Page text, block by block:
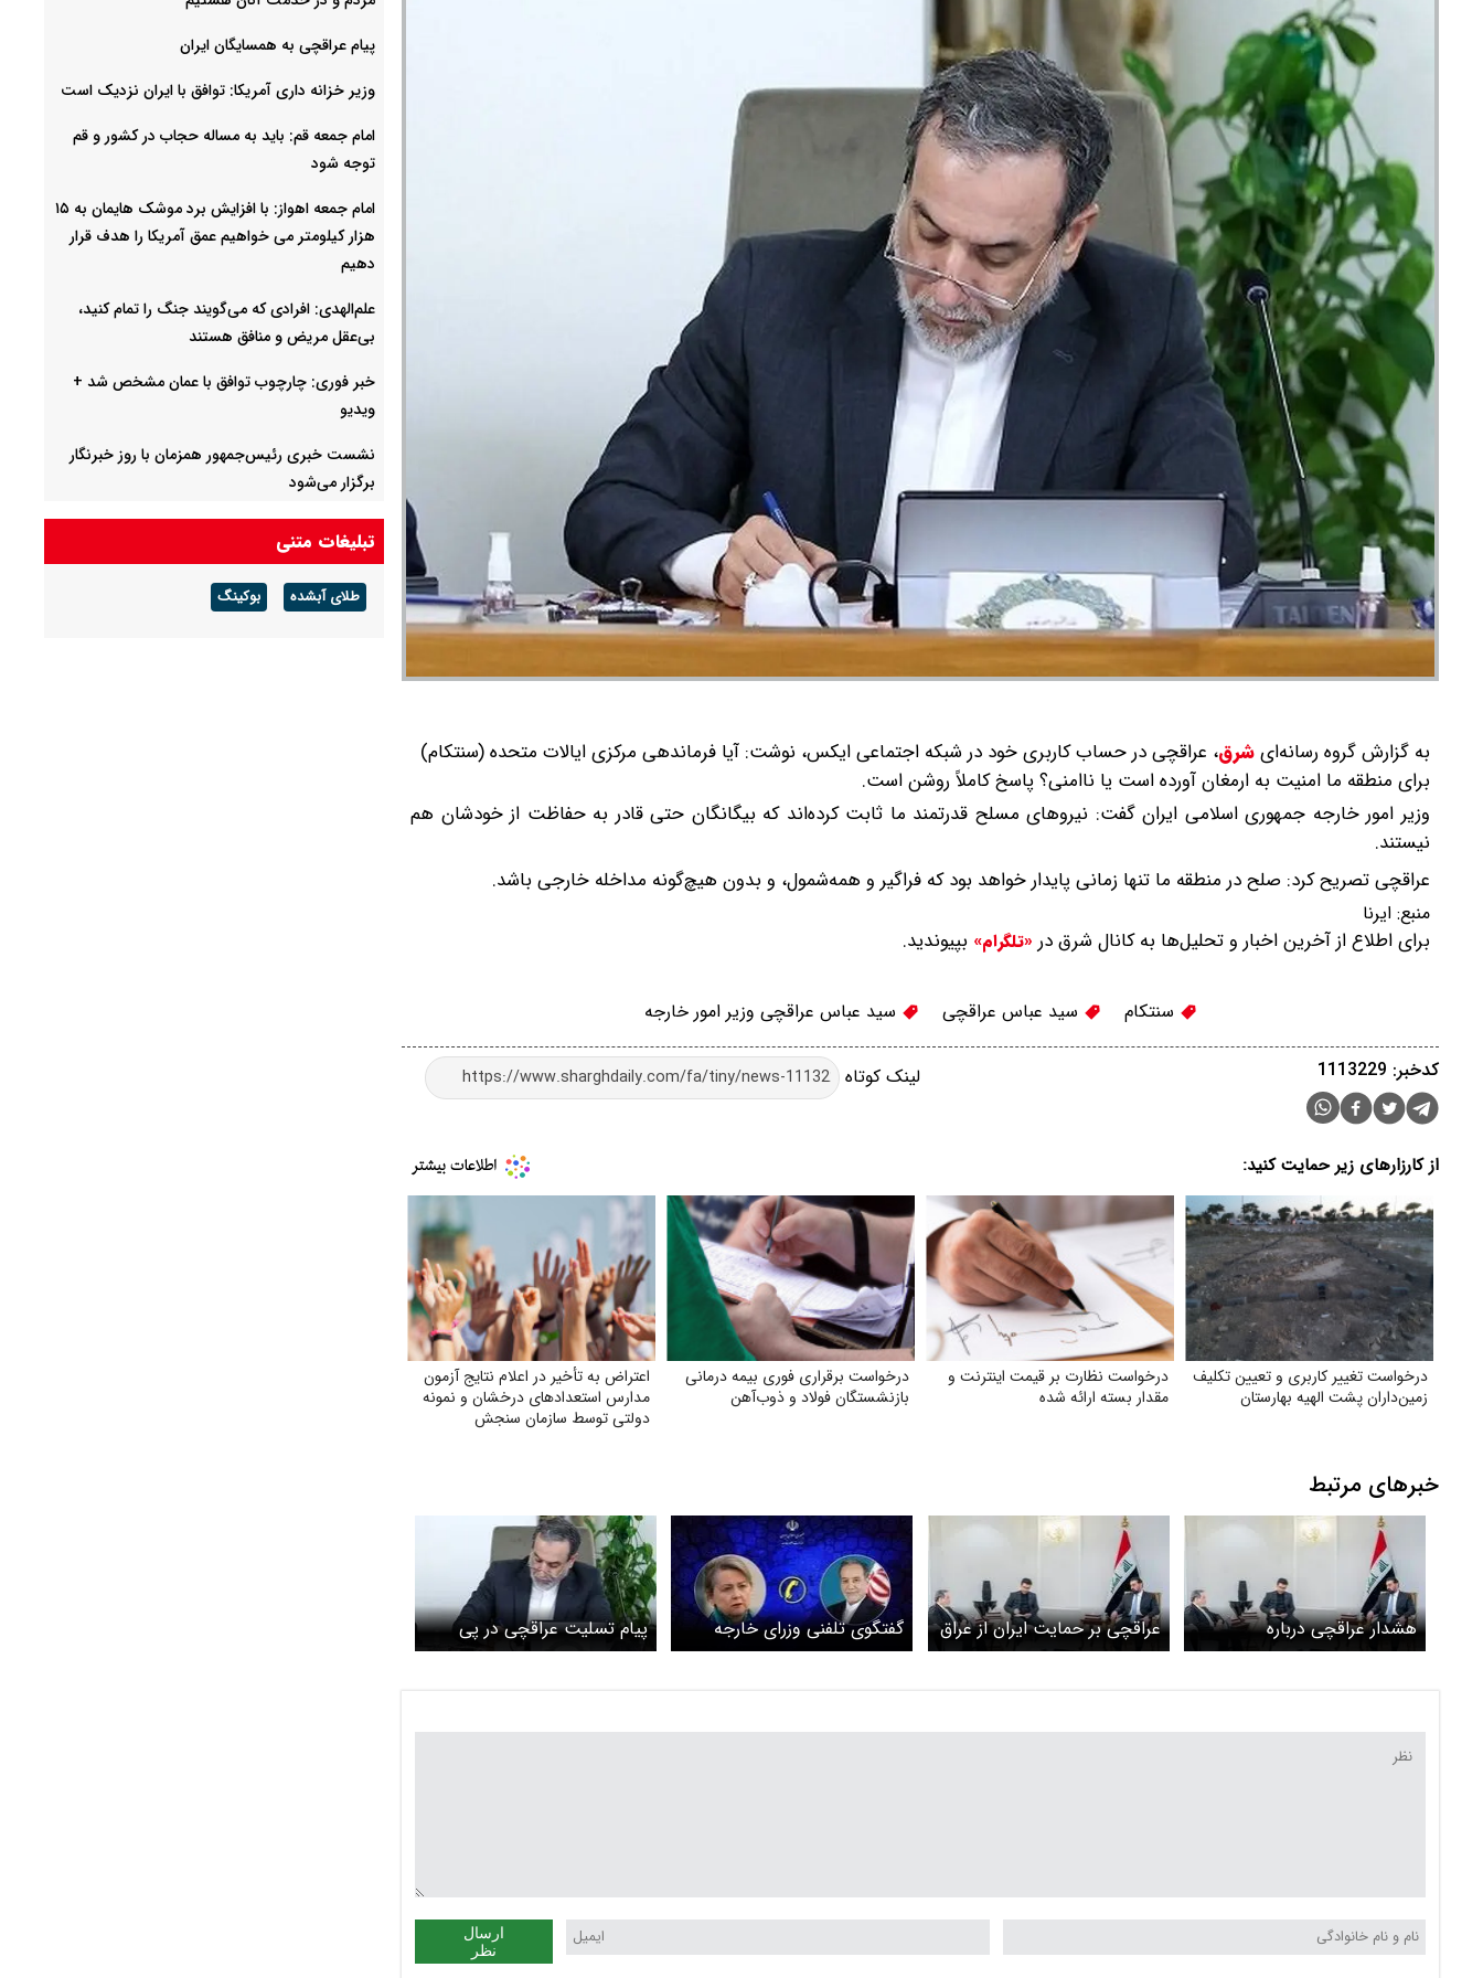
به گزارش گروه رسانه‌ایشرق، عراقچی در حساب کاربری خود در شبکه اجتماعی ایکس، نوشت: آیا فرماندهی مرکزی ایالات متحده (سنتکام)
برای منطقه ما امنیت به ارمغان آورده است یا ناامنی؟ پاسخ کاملاً روشن است.
وزیر امور خارجه جمهوری اسلامی ایران گفت: نیروهای مسلح قدرتمند ما ثابت کرده‌اند که بیگانگان حتی قادر به حفاظت از خودشان هم
نیستند.
عراقچی تصریح کرد: صلح در منطقه ما تنها زمانی پایدار خواهد بود که فراگیر و همه‌شمول، و بدون هیچ‌گونه مداخله خارجی باشد.
منبع: ایرنا
برای اطلاع از آخرین اخبار و تحلیل‌ها به کانال شرق در «تلگرام» بپیوندید.
سنتکام سید عباس عراقچی سید عباس عراقچی وزیر امور خارجه
لینک کوتاه کدخبر: 1113229
از کارزارهای زیر حمایت کنید:
درخواست تغییر کاربری و تعیین‌ تکلیف
زمین‌داران پشت الهیه بهارستان
درخواست نظارت بر قیمت اینترنت و
مقدار بسته ارائه شده
درخواست برقراری فوری بیمه درمانی
بازنشستگان فولاد و ذوب‌آهن
اعتراض به تأخیر در اعلام نتایج آزمون
مدارس استعدادهای درخشان و نمونه
دولتی توسط سازمان سنجش
خبرهای مرتبط
هشدار عراقچی درباره
عهدشکنی های آمریکا
عراقچی بر حمایت ایران از عراق
تاکید کرد
گفتگوی تلفنی وزرای خارجه
ایران و انگلیس
پیام تسلیت عراقچی در پی
وقوع زمین لرزه در ونزوئلا
ارسال
نظر
پیام عراقچی به همسایگان ایران
وزیر خزانه داری آمریکا: توافق با ایران نزدیک است
امام جمعه قم: باید به مساله حجاب در کشور و قم
توجه شود
امام‌ جمعه اهواز: با افزایش برد موشک هایمان به ۱۵
هزار کیلومتر می خواهیم عمق آمریکا را هدف قرار
دهیم
علم‌الهدی: افرادی که می‌گویند جنگ را تمام کنید،
بی‌عقل مریض و منافق هستند
خبر فوری: چارچوب توافق با عمان مشخص شد +
ویدیو
نشست خبری رئیس‌جمهور همزمان با روز خبرنگار
برگزار می‌شود
لاشه F۱۵ منهدم‌شده آمریکا توسط سامانه‌ی نوین
پدافندی نیروی هوافضای سپاه
دیدار سران پاکستان و عربستان در مکه
تبلیغات متنی
طلای آبشده بوکینگ